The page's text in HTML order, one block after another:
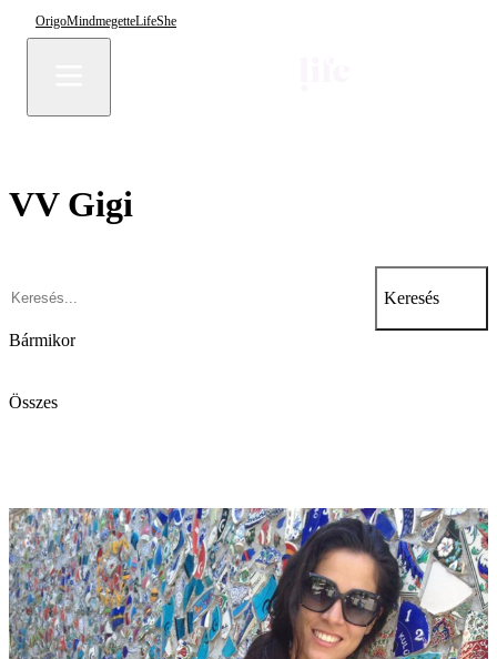
OrigoMindmegetteLifeShe
VV Gigi
Keresés
Bármikor
Összes